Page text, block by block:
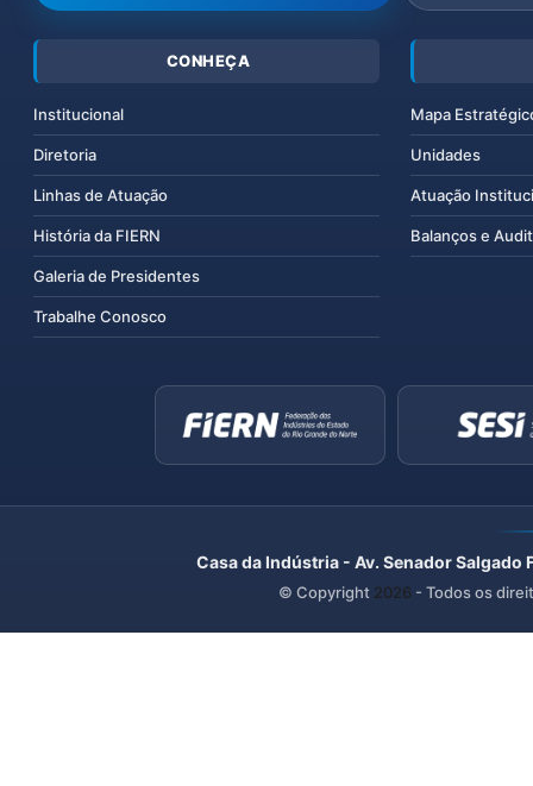
CONHEÇA
Institucional
Diretoria
Linhas de Atuação
História da FIERN
Galeria de Presidentes
Trabalhe Conosco
Mapa
Unidades
Atuação
Balanços e
Casa da Indústria - Av. Senador
© Copyright 2026 - Todos os